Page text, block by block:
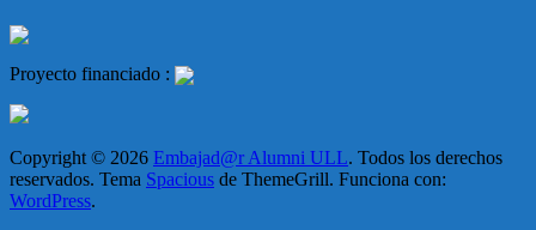
Proyecto financiado :
Copyright © 2026 Embajad@r Alumni ULL. Todos los derechos
reservados. Tema Spacious de ThemeGrill. Funciona con:
WordPress.